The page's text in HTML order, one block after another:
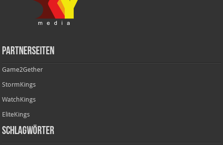
Partnerseiten
Game2Gether
StormKings
WatchKings
EliteKings
Schlagwörter